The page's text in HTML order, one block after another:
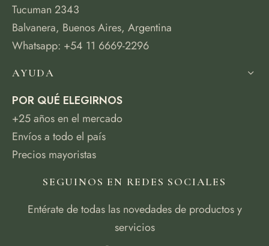
Tucuman 2343
Balvanera, Buenos Aires, Argentina
Whatsapp: +54 11 6669-2296
AYUDA
POR QUÉ ELEGIRNOS
+25 años en el mercado
Envíos a todo el país
Precios mayoristas
SEGUINOS EN REDES SOCIALES
Entérate de todas las novedades de productos y
servicios